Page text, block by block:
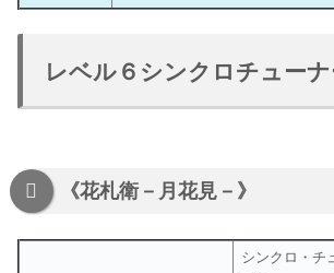
レベル６シンクロチューナ
《花札衛－月花見－》
シンクロ・チ